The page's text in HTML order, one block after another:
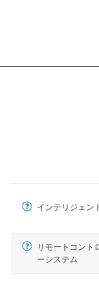
インテリジェン
リモートコント
ーシステム